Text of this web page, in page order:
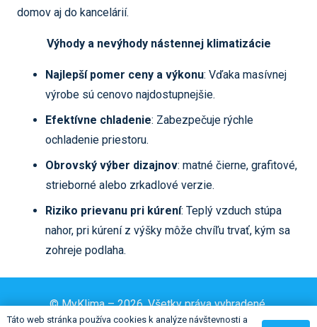
domov aj do kancelárií.
Výhody a nevýhody nástennej klimatizácie
Najlepší pomer ceny a výkonu: Vďaka masívnej
výrobe sú cenovo najdostupnejšie.
Efektívne chladenie: Zabezpečuje rýchle
ochladenie priestoru.
Obrovský výber dizajnov: matné čierne, grafitové,
strieborné alebo zrkadlové verzie.
Riziko prievanu pri kúrení: Teplý vzduch stúpa
nahor, pri kúrení z výšky môže chvíľu trvať, kým sa
zohreje podlaha.
© MyKlima – 2026. Všetky práva vyhradené.
Táto web stránka používa cookies k analýze návštevnosti a